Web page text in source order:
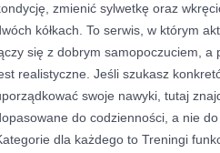
zmienić sylwetkę oraz
kółkach. To serwis, w którym
się z dobrym samopoczuciem, a
realistyczne. Jeśli szukasz
swoje nawyki, tutaj
do codzienności, a nie do
dla każdego to Treningi